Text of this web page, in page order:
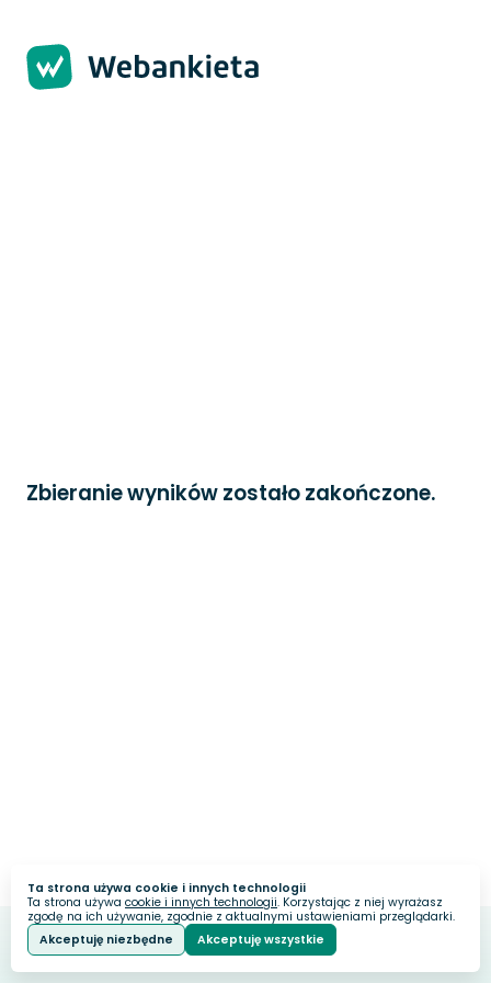
Ta strona używa cookie i innych technologii
Ta strona używa cookie i innych technologii. Korzystając z niej wyrażasz
zgodę na ich używanie, zgodnie z aktualnymi ustawieniami przeglądarki.
Akceptuję niezbędne
Akceptuję wszystkie
Zbieranie wyników zostało zakończone.
Stworzone naWebankieta